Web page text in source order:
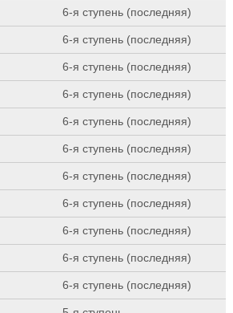
6-я ступень (последняя)
6-я ступень (последняя)
6-я ступень (последняя)
6-я ступень (последняя)
6-я ступень (последняя)
6-я ступень (последняя)
6-я ступень (последняя)
6-я ступень (последняя)
6-я ступень (последняя)
6-я ступень (последняя)
6-я ступень (последняя)